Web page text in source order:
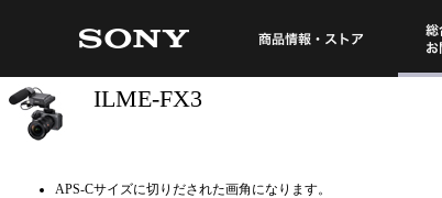
ILME-FX3
APS-Cサイズに切りだされた画角になります。